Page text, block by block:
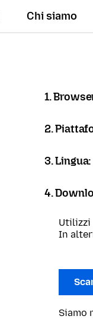
Chi siamo
1.
2.
3.
4.
Utilizzi
In
Siamo